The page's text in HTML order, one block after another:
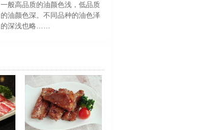
一般高品质的油颜色浅，低品质
的油颜色深。不同品种的油色泽
的深浅也略……